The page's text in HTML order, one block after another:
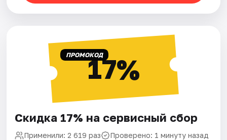
ПРОМОКОД17%
Скидка 17% на сервисный сбор
Применили: 2 619 раз Проверено: 1 минуту назад